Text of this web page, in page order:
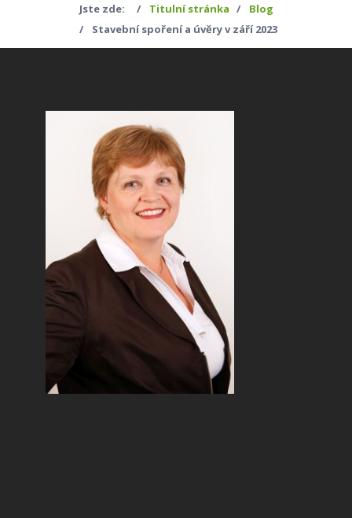
Jste zde: Titulní stránka
Blog
Stavební spoření a úvěry v září 2023